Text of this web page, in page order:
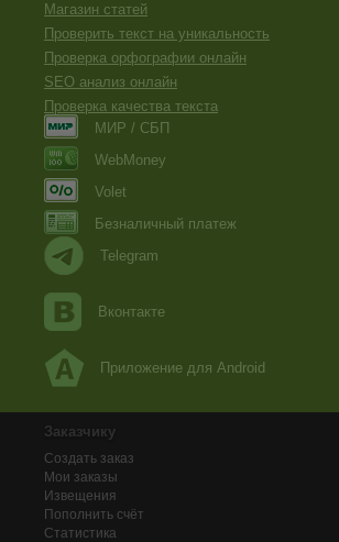
Магазин статей
Проверить текст на уникальность
Проверка орфографии онлайн
SEO анализ онлайн
Проверка качества текста
МИР / СБП
WebMoney
Volet
Безналичный платеж
Telegram
Вконтакте
Приложение для Android
Заказчику
Создать заказ
Мои заказы
Извещения
Пополнить счёт
Статистика